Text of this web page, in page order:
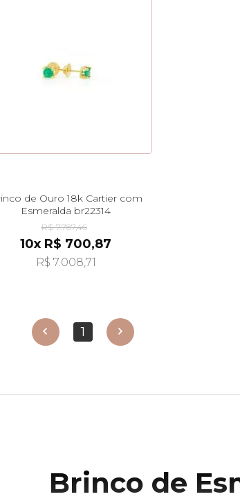
de Ouro 18k Cartier com
Esmeralda br22314
R$ 7.787,46
10x R$ 700,87
R$ 7.008,71
anterior 1 próximo
Brinco de